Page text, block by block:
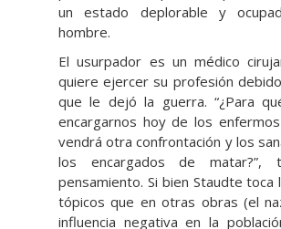
un estado deplorable y
hombre.
El usurpador es un médico
quiere ejercer su profesión
que le dejó la guerra. “¿Para
encargarnos hoy de los
vendrá otra confrontación y los
los encargados de
pensamiento. Si bien Staudte toca
tópicos que en otras obras (el
influencia negativa en la